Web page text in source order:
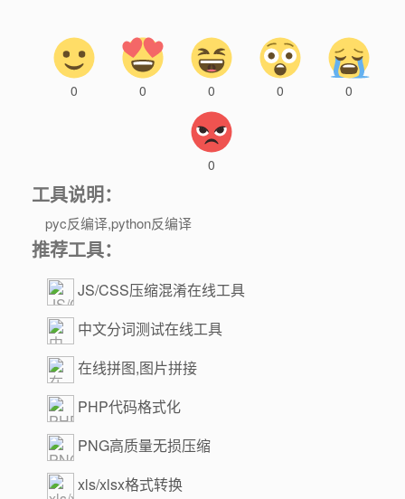
0 0 0 0 0
0
工具说明：
pyc反编译,python反编译
推荐工具：
JS/CSS压缩混淆在线工具
中文分词测试在线工具
在线拼图,图片拼接
PHP代码格式化
PNG高质量无损压缩
xls/xlsx格式转换